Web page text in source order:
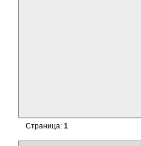
Страница:1